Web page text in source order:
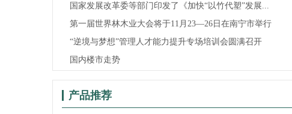
国家发展改革委等部门印发了《加快“以竹代塑”发展...
第一届世界林木业大会将于11月23—26日在南宁市举行
“逆境与梦想”管理人才能力提升专场培训会圆满召开
国内楼市走势
产品推荐